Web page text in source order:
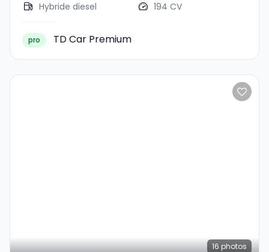
Hybride diesel
194 CV
pro TD Car Premium
16 photos